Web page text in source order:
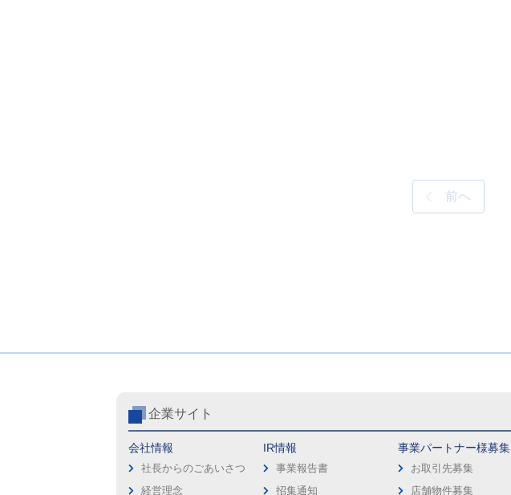
前へ
企業サイト
会社情報
社長からのごあいさつ
経営理念
IR情報
事業報告書
招集通知
事業パートナー様募集
お取引先募集
店舗物件募集